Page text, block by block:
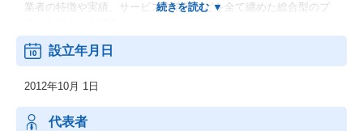
業者の特徴や実績、サービスの情報などを全て纏めた総合型のプ
プラットフォームとしての機能だけではなく、専任コンシェルジ
ュ（カスタマーサクセス）が間に介在することで、より精度の高
『IT（テクノロジー）』と『人』が融合した究極のパーソルサー
ビス/日本最大級の受発注比較プラットフォームです。
累計30万件以上の企業間マッチングをコーディネートし、中小企
設立年月日
2012年10月 1日
代表者